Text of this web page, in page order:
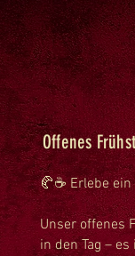
Offenes
🥐☕ Erlebe
Unser offenes
in den Tag –